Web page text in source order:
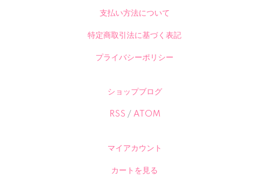
支払い方法について
特定商取引法に基づく表記
プライバシーポリシー
ショップブログ
RSS / ATOM
マイアカウント
カートを見る